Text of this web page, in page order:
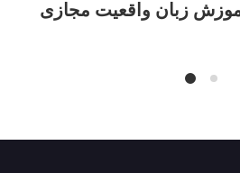
زبان واقعیت مجازی